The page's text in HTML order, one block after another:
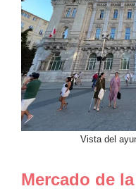
Vista del
Mercado de